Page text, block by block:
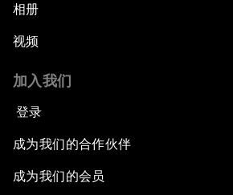
相册
视频
加入我们
登录
成为我们的合作伙伴
成为我们的会员